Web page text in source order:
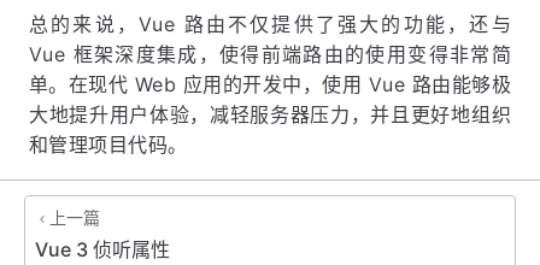
总的来说，Vue 路由不仅提供了强大的功能，还与
Vue 框架深度集成，使得前端路由的使用变得非常简
单。在现代 Web 应用的开发中，使用 Vue 路由能够极
大地提升用户体验，减轻服务器压力，并且更好地组织
和管理项目代码。
上一篇
Vue 3 侦听属性